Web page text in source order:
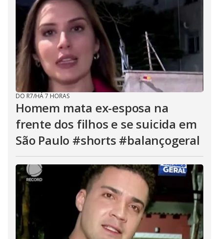
DO R7/HÁ 7 HORAS
Homem mata ex-esposa na
frente dos filhos e se suicida em
São Paulo #shorts #balançogeral